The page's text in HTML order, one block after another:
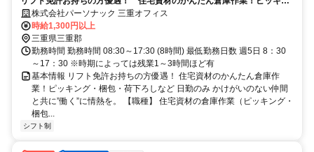
グ・梱包・荷下ろしなど 日勤のみ
株式会社パーソナック 三重オフィス
時給1,300円以上
三重県三重郡
勤務時間 勤務時間 08:30～17:30 (8時間) 最低勤務日数 週5日 8：30
～17：30 ※時期によっては残業1～3時間ほど有
基本情報 リフト免許お持ちの方優遇！ 住宅資材のかんたん倉庫作
業！ピッキング・梱包・荷下ろしなど 日勤のみ かけがいのない仲間
と共に”働く”に情熱を。 【職種】 住宅資材の倉庫作業（ピッキング・
梱包...
シフト制